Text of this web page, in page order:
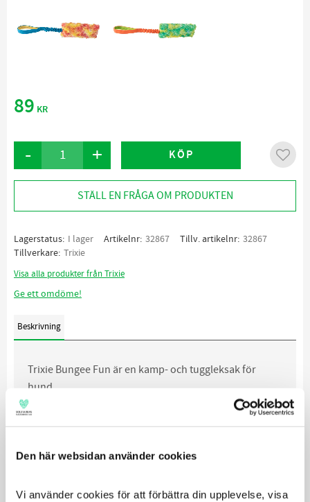
Den här websidan använder cookies
Vi använder cookies för att förbättra din upplevelse, visa
89 KR
+
- KÖP Lägg
STÄLL EN FRÅGA OM PRODUKTEN
Lagerstatus I lager Artikelnr 32867 Tillv. artikelnr 32867
Tillverkare Trixie
Visa alla produkter från Trixie
Ge ett omdöme!
Beskrivning
Trixie Bungee Fun är en kamp- och tuggleksak för
hund.
Den är tillverkad i kraftigt dubbelsytt polyester, bandet
har en inbyggd expander.
Kampleksaken kan kastas, slängas och kampas med